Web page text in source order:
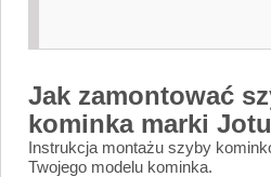
Jak zamontować
kominka marki
Instrukcja montażu szyby
Twojego modelu kominka.